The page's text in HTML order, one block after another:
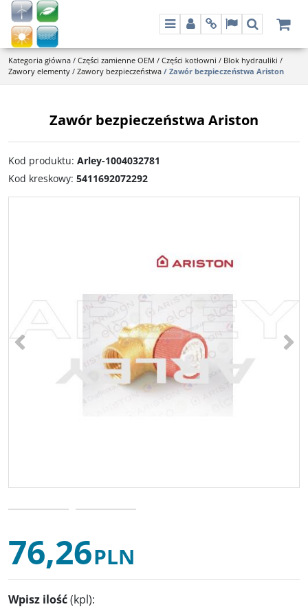
MenuPanelInfoLangSzukaj
Kategoria główna / Części zamienne OEM / Części kotłowni / Blok hydrauliki /
Zawory elementy / Zawory bezpieczeństwa / Zawór bezpieczeństwa Ariston
Zawór bezpieczeństwa Ariston
Kod produktu: Arley-1004032781
Kod kreskowy: 5411692072292
<
76,26PLN
Wpisz ilość(kpl):